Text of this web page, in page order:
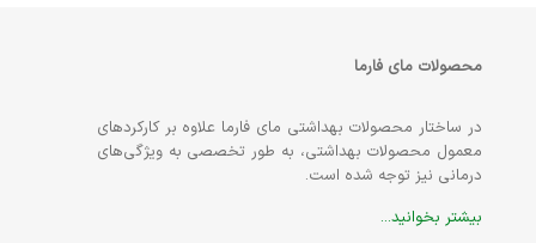
محصولات مای فارما
در ساختار محصولات بهداشتی مای فارما علاوه بر کارکردهای
معمول محصولات بهداشتی، به طور تخصصی به ویژگی‌های
درمانی نیز توجه شده است.
بیشتر بخوانید...